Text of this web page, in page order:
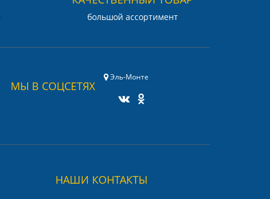
большой ассортимент
МЫ В СОЦСЕТЯХ
Эль-Монте
НАШИ КОНТАКТЫ